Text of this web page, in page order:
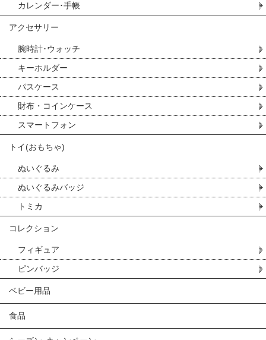
カレンダー･手帳
アクセサリー
腕時計･ウォッチ
キーホルダー
パスケース
財布・コインケース
スマートフォン
トイ(おもちゃ)
ぬいぐるみ
ぬいぐるみバッジ
トミカ
コレクション
フィギュア
ピンバッジ
ベビー用品
食品